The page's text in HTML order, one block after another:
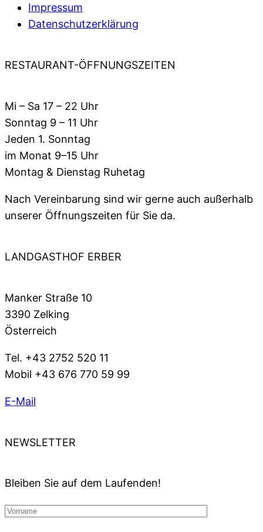
Impressum
Datenschutzerklärung
RESTAURANT-ÖFFNUNGSZEITEN
Mi – Sa 17 – 22 Uhr
Sonntag 9 – 11 Uhr
Jeden 1. Sonntag
im Monat 9–15 Uhr
Montag & Dienstag Ruhetag
Nach Vereinbarung sind wir gerne auch außerhalb
unserer Öffnungszeiten für Sie da.
LANDGASTHOF ERBER
Manker Straße 10
3390 Zelking
Österreich
Tel. +43 2752 520 11
Mobil +43 676 770 59 99
E-Mail
NEWSLETTER
Bleiben Sie auf dem Laufenden!